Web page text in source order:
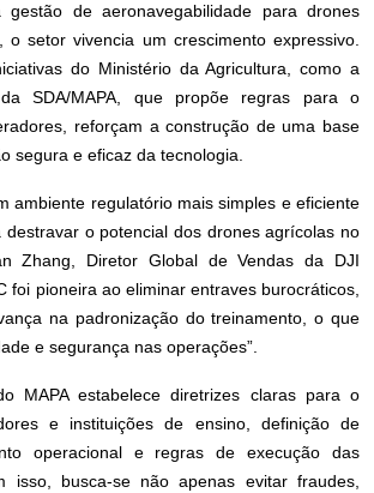
gestão de aeronavegabilidade para drones
setor vivencia um crescimento expressivo.
do Ministério da Agricultura, como a
SDA/MAPA, que propõe regras para o
reforçam a construção de uma base
segura e eficaz da tecnologia.
ambiente regulatório mais simples e eficiente
destravar o potencial dos drones agrícolas no
Zhang, Diretor Global de Vendas da DJI
foi pioneira ao eliminar entraves burocráticos,
na padronização do treinamento, o que
e segurança nas operações”.
MAPA estabelece diretrizes claras para o
e instituições de ensino, definição de
operacional e regras de execução das
isso, busca-se não apenas evitar fraudes,